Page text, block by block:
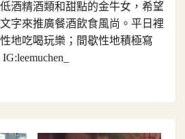
酒精酒類和甜點的金牛女，希望
字來推廣餐酒飲食風尚。平日裡
地吃喝玩樂；間歇性地積極寫